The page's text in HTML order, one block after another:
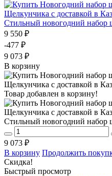
Стильный новогодний набор
9 550 ₽
-477 ₽
9 073 ₽
В корзину
Товар добавлен в корзину!
Стильный новогодний набор
9 073 ₽
В корзину Продолжить
Скидка!
Быстрый просмотр